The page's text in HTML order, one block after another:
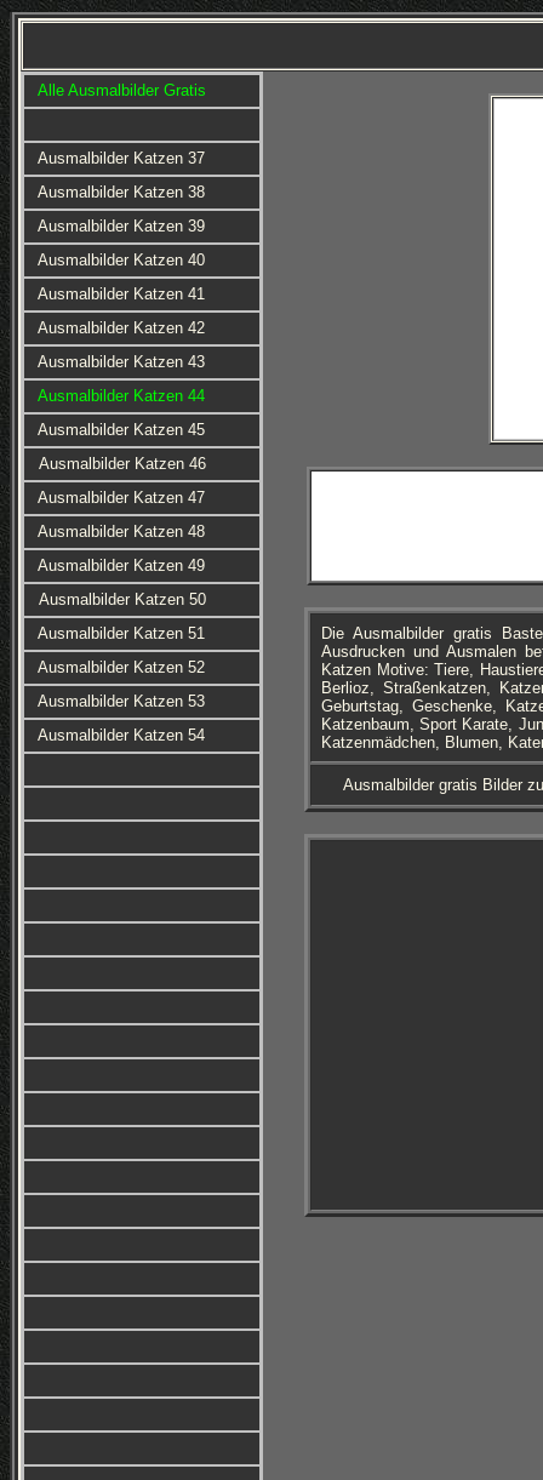
Alle Ausmalbilder Gratis
Ausmalbilder Katzen 37
Ausmalbilder Katzen 38
Ausmalbilder Katzen 39
Ausmalbilder Katzen 40
Ausmalbilder Katzen 41
Ausmalbilder Katzen 42
Ausmalbilder Katzen 43
Ausmalbilder Katzen 44
Ausmalbilder Katzen 45
Ausmalbilder Katzen 46
Ausmalbilder Katzen 47
Ausmalbilder Katzen 48
Ausmalbilder Katzen 49
Ausmalbilder Katzen 50
Ausmalbilder Katzen 51
Ausmalbilder Katzen 52
Ausmalbilder Katzen 53
Ausmalbilder Katzen 54
Die Ausmalbilder gratis
Ausdrucken und Ausmalen
Katzen Motive: Tiere,
Berlioz, Straßenkatzen,
Geburtstag, Geschenke,
Katzenbaum, Sport Karate,
Katzenmädchen, Blumen,
Ausmalbilder gratis Bilder